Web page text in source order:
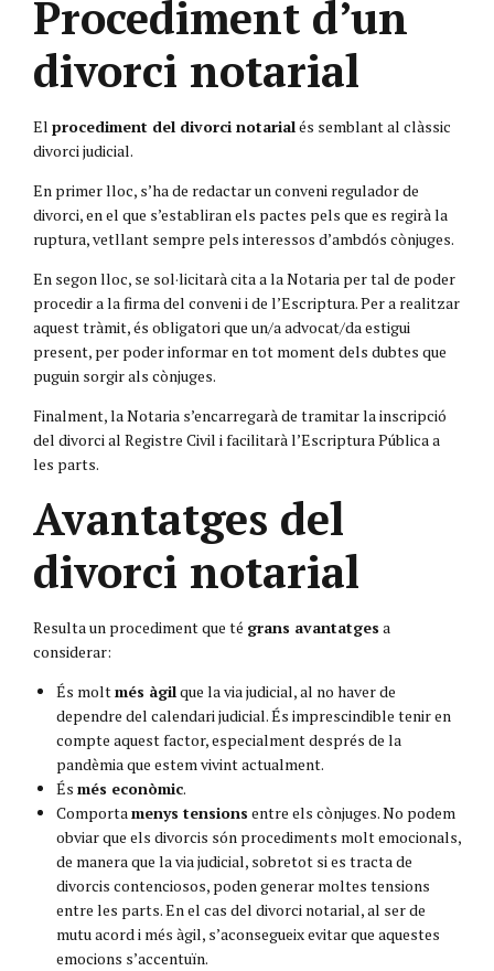
Procediment d’un
divorci notarial
El procediment del divorci notarialés semblant al clàssic
divorci judicial.
En primer lloc, s’ha de redactar un conveni regulador de
divorci, en el que s’establiran els pactes pels que es regirà la
ruptura, vetllant sempre pels interessos d’ambdós cònjuges.
En segon lloc, se sol·licitarà cita a la Notaria per tal de poder
procedir a la firma del conveni i de l’Escriptura. Per a realitzar
aquest tràmit, és obligatori que un/a advocat/da estigui
present, per poder informar en tot moment dels dubtes que
puguin sorgir als cònjuges.
Finalment, la Notaria s’encarregarà de tramitar la inscripció
del divorci al Registre Civil i facilitarà l’Escriptura Pública a
les parts.
Avantatges del
divorci notarial
Resulta un procediment que té grans avantatges a
considerar:
És moltmés àgilque la via judicial, al no haver de
dependre del calendari judicial. És imprescindible tenir en
compte aquest factor, especialment després de la
pandèmia que estem vivint actualment.
És més econòmic.
Comporta menys tensions entre els cònjuges. No podem
obviar que els divorcis són procediments molt emocionals,
de manera que la via judicial, sobretot si es tracta de
divorcis contenciosos, poden generar moltes tensions
entre les parts. En el cas del divorci notarial, al ser de
mutu acord i més àgil, s’aconsegueix evitar que aquestes
emocions s’accentuïn.